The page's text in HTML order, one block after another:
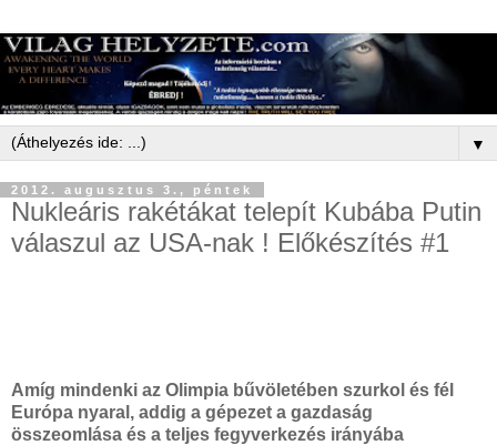
▼
2012. augusztus 3., péntek
Nukleáris rakétákat telepít Kubába Putin
válaszul az USA-nak ! Előkészítés #1
Amíg mindenki az Olimpia bűvöletében szurkol és fél
Európa nyaral, addig a gépezet a gazdaság
összeomlása és a teljes fegyverkezés irányába